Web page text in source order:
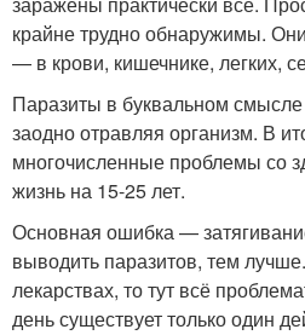
крайне трудно обнаружимы.
— в крови, кишечнике, легких,
Паразиты в буквальном
заодно отравляя организм. В
многочисленные проблемы со
жизнь на 15-25 лет.
Основная ошибка —
выводить паразитов, тем
лекарствах, то тут всё
день существует только один